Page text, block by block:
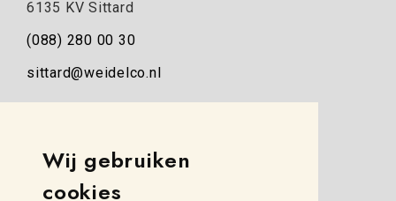
Wij gebruiken
cookies
6135 KV Sittard
(088) 280 00 30
sittard@weidelco.nl